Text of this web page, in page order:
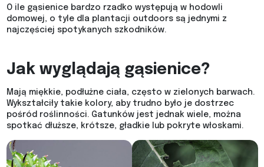
O ile gąsienice bardzo rzadko występują w hodowli
domowej, o tyle dla plantacji outdoors są jednymi z
najczęściej spotykanych szkodników.
Jak wyglądają gąsienice?
Mają miękkie, podłużne ciała, często w zielonych barwach.
Wykształciły takie kolory, aby trudno było je dostrzec
pośród roślinności. Gatunków jest jednak wiele, można
spotkać dłuższe, krótsze, gładkie lub pokryte włoskami.